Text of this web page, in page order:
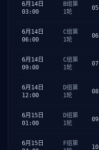
6月14日
03:00
B组第
1轮
05
6月14日
06:00
C组第
1轮
06
6月14日
09:00
C组第
1轮
07
6月14日
12:00
D组第
1轮
08
6月15日
01:00
D组第
1轮
09
6月15日
F组第
10